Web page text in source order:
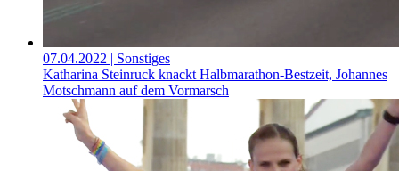
07.04.2022 | Sonstiges
Katharina Steinruck knackt Halbmarathon-Bestzeit, Johannes
Motschmann auf dem Vormarsch